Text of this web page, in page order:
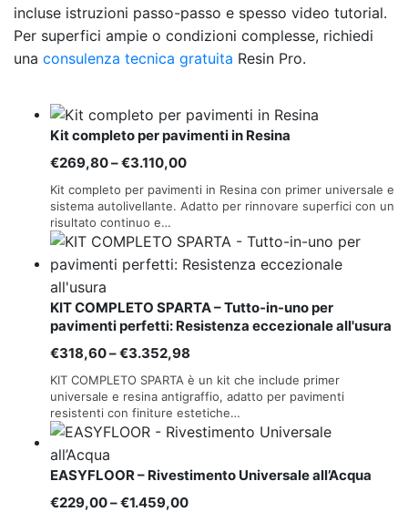
incluse istruzioni passo-passo e spesso video tutorial.
Per superfici ampie o condizioni complesse, richiedi
una consulenza tecnica gratuita Resin Pro.
Kit completo per pavimenti in Resina
€269,80–€3.110,00Fascia
di
prezzo:
€269,80
a
Kit completo per pavimenti in Resina con primer universale e
sistema autolivellante. Adatto per rinnovare superfici con un
risultato continuo e…
KIT COMPLETO SPARTA – Tutto-in-uno per
pavimenti perfetti: Resistenza eccezionale all'usura
€318,60–€3.352,98
di
prezzo:
da
€318,60
€3.352,98
KIT COMPLETO SPARTA è un kit che include primer
universale e resina antigraffio, adatto per pavimenti
resistenti con finiture estetiche…
EASYFLOOR – Rivestimento Universale all’Acqua
€229,00–€1.459,00Fascia